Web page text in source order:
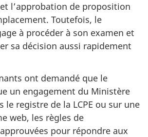
l’approbation de proposition
Toutefois, le
à procéder à son examen et
sa décision aussi rapidement
ont demandé que le
un engagement du Ministère
le registre de la LCPE ou sur une
web, les règles de
pour répondre aux